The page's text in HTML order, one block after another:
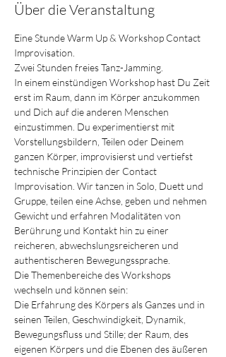
Über die Veranstaltung
Eine Stunde Warm Up & Workshop Contact
Improvisation.
Zwei Stunden freies Tanz-Jamming.
In einem einstündigen Workshop hast Du Zeit
erst im Raum, dann im Körper anzukommen
und Dich auf die anderen Menschen
einzustimmen. Du experimentierst mit
Vorstellungsbildern, Teilen oder Deinem
ganzen Körper, improvisierst und vertiefst
technische Prinzipien der Contact
Improvisation. Wir tanzen in Solo, Duett und
Gruppe, teilen eine Achse, geben und nehmen
Gewicht und erfahren Modalitäten von
Berührung und Kontakt hin zu einer
reicheren, abwechslungsreicheren und
authentischeren Bewegungssprache.
Die Themenbereiche des Workshops
wechseln und können sein:
Die Erfahrung des Körpers als Ganzes und in
seinen Teilen, Geschwindigkeit, Dynamik,
Bewegungsfluss und Stille; der Raum, des
eigenen Körpers und die Ebenen des äußeren